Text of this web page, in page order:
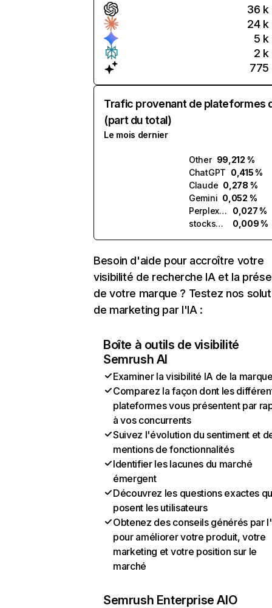
36 k
24 k
5 k
2 k
775
Trafic provenant de plateformes
(part du total)
Le mois dernier
Other 99,212 %
ChatGPT 0,415 %
Claude 0,278 %
Gemini 0,052 %
Perplexity
0,027 %
stockscopilot.ai
0,009 %
Besoin d'aide pour accroître votre
visibilité de recherche IA et la
de votre marque ? Testez nos
de marketing par l'IA :
Boîte à outils de visibilité
Semrush AI
Examiner la visibilité IA de la
Comparez la façon dont les
plateformes vous présentent par
à vos concurrents
Suivez l'évolution du sentiment et
mentions de fonctionnalités
Identifier les lacunes du marché
émergent
Découvrez les questions exactes
posent les utilisateurs
Obtenez des conseils générés par
pour améliorer votre produit, votre
marketing et votre position sur le
marché
Semrush Enterprise AIO